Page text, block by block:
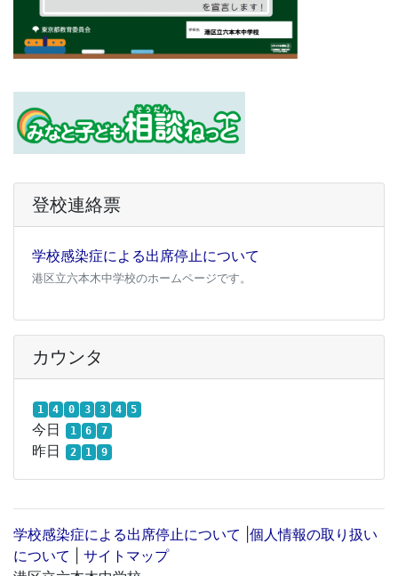
登校連絡票
学校感染症による出席停止について
港区立六本木中学校のホームページです。
カウンタ
1 4 0 3 3 4 5
今日 1 6 7
昨日 2 1 9
学校感染症による出席停止について 個人情報の取り扱い
について
サイトマップ